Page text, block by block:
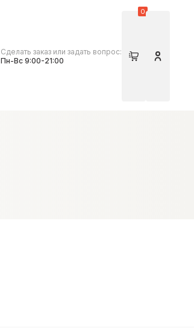
Сделать заказ или задать вопрос:
Пн-Вс 9:00-21:00
Корзина
0
Личный